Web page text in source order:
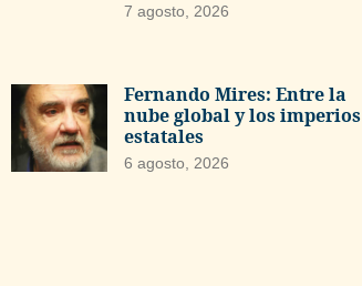
7 agosto, 2026
Fernando Mires: Entre la
nube global y los imperios
estatales
6 agosto, 2026